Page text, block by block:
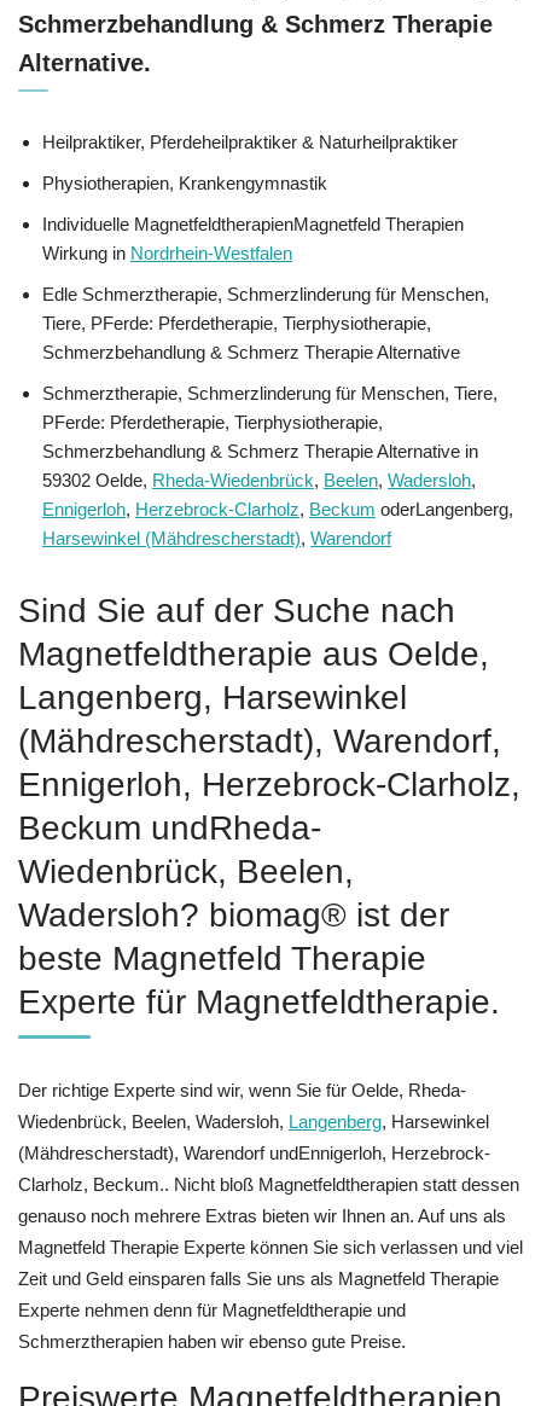
Schmerzbehandlung & Schmerz Therapie
Alternative.
Heilpraktiker, Pferdeheilpraktiker & Naturheilpraktiker
Physiotherapien, Krankengymnastik
Individuelle MagnetfeldtherapienMagnetfeld Therapien
Wirkung in Nordrhein-Westfalen
Edle Schmerztherapie, Schmerzlinderung für Menschen,
Tiere, PFerde: Pferdetherapie, Tierphysiotherapie,
Schmerzbehandlung & Schmerz Therapie Alternative
Schmerztherapie, Schmerzlinderung für Menschen, Tiere,
PFerde: Pferdetherapie, Tierphysiotherapie,
Schmerzbehandlung & Schmerz Therapie Alternative in
59302 Oelde, Rheda-Wiedenbrück, Beelen, Wadersloh,
Ennigerloh, Herzebrock-Clarholz, Beckum oderLangenberg,
Harsewinkel (Mähdrescherstadt), Warendorf
Sind Sie auf der Suche nach
Magnetfeldtherapie aus Oelde,
Langenberg, Harsewinkel
(Mähdrescherstadt), Warendorf,
Ennigerloh, Herzebrock-Clarholz,
Beckum undRheda-
Wiedenbrück, Beelen,
Wadersloh? biomag® ist der
beste Magnetfeld Therapie
Experte für Magnetfeldtherapie.
Der richtige Experte sind wir, wenn Sie für Oelde, Rheda-
Wiedenbrück, Beelen, Wadersloh, Langenberg, Harsewinkel
(Mähdrescherstadt), Warendorf undEnnigerloh, Herzebrock-
Clarholz, Beckum.. Nicht bloß Magnetfeldtherapien statt dessen
genauso noch mehrere Extras bieten wir Ihnen an. Auf uns als
Magnetfeld Therapie Experte können Sie sich verlassen und viel
Zeit und Geld einsparen falls Sie uns als Magnetfeld Therapie
Experte nehmen denn für Magnetfeldtherapie und
Schmerztherapien haben wir ebenso gute Preise.
Preiswerte Magnetfeldtherapien